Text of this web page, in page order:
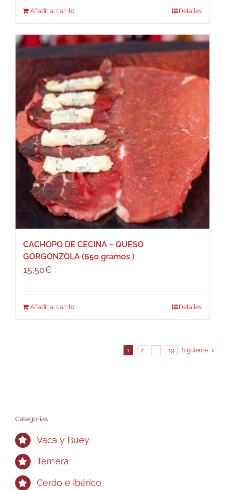
Añadir al carrito Detalles
CACHOPO DE CECINA – QUESO
GORGONZOLA (650 gramos )
15,50€
Añadir al carrito Detalles
1 2 … 19 Siguiente
Categorías
Vaca y Buey
Ternera
Cerdo e Ibérico